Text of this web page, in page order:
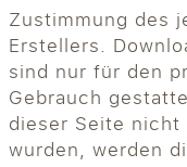
Zustimmung des
Erstellers.
sind nur für den
Gebrauch
dieser Seite
wurden, werden